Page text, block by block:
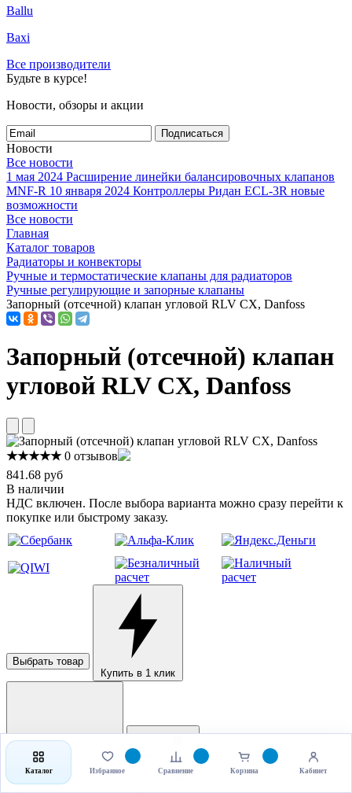
Ballu
Baxi
Все производители
Будьте в курсе!
Новости, обзоры и акции
Подписаться
Новости
Все новости
1 мая 2024 Расширение линейки балансировочных клапанов
MNF-R 10 января 2024 Контроллеры Ридан ECL-3R новые
возможности
Все новости
Главная
Каталог товаров
Радиаторы и конвекторы
Ручные и термостатические клапаны для радиаторов
Ручные регулирующие и запорные клапаны
Запорный (отсечной) клапан угловой RLV CX, Danfoss
Запорный (отсечной) клапан
угловой RLV CX, Danfoss
★★★★★ 0 отзывов
841.68 руб
В наличии
НДС включен. После выбора варианта можно сразу перейти к
покупке или быстрому заказу.
Выбрать товар
Купить в 1 клик
Каталог Избранное Сравнение Корзина Кабинет